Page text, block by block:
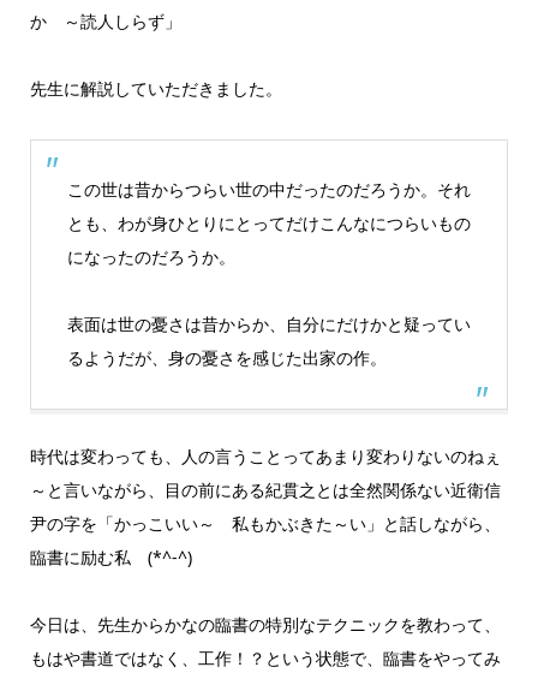
か ～読人しらず」
先生に解説していただきました。
この世は昔からつらい世の中だったのだろうか。それ
とも、わが身ひとりにとってだけこんなにつらいもの
になったのだろうか。
表面は世の憂さは昔からか、自分にだけかと疑ってい
るようだが、身の憂さを感じた出家の作。
時代は変わっても、人の言うことってあまり変わりないのねぇ
～と言いながら、目の前にある紀貫之とは全然関係ない近衛信
尹の字を「かっこいい～ 私もかぶきた～い」と話しながら、
臨書に励む私 (*^-^)
今日は、先生からかなの臨書の特別なテクニックを教わって、
もはや書道ではなく、工作！？という状態で、臨書をやってみ